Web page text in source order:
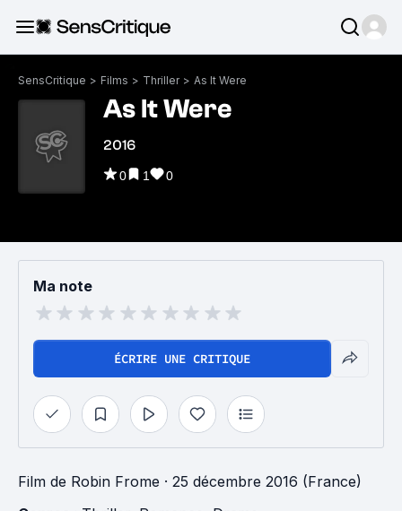
SensCritique > Films > Thriller > As It Were
As It Were
2016
0 1 0
Ma note
ÉCRIRE UNE CRITIQUE
Film de Robin Frome · 25 décembre 2016 (France)